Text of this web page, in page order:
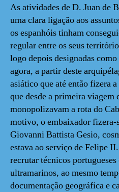
As atividades de D. Juan de
uma clara ligação aos
os espanhóis tinham
regular entre os seus
logo depois designadas
agora, a partir deste
asiático que até então fizera
que desde a primeira viagem
monopolizavam a rota do
motivo, o embaixador fizera-
Giovanni Battista Gesio,
estava ao serviço de Felipe
recrutar técnicos
ultramarinos, ao mesmo
documentação geográfica e